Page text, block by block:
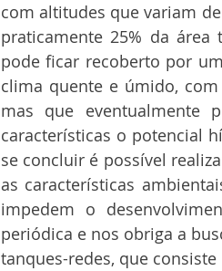
com altitudes que variam
praticamente 25% da
pode ficar recoberto por
clima quente e úmido,
mas que eventualmente
características o potencial
se concluir é possível
as características
impedem o
periódica e nos obriga a
tanques-redes, que